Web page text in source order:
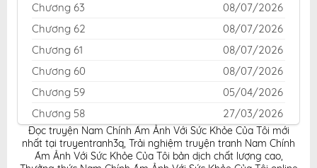
Chương 63
08/07/2026
Chương 62
08/07/2026
Chương 61
08/07/2026
Chương 60
08/07/2026
Chương 59
05/04/2026
Chương 58
27/03/2026
Chương 57
23/03/2026
Chương 56
15/03/2026
Đọc truyện Nam Chính Ám Ảnh Với Sức Khỏe Của Tôi mới
nhất tại truyentranh3q, Trải nghiệm truyện tranh Nam Chính
Ám Ảnh Với Sức Khỏe Của Tôi bản dịch chất lượng cao,